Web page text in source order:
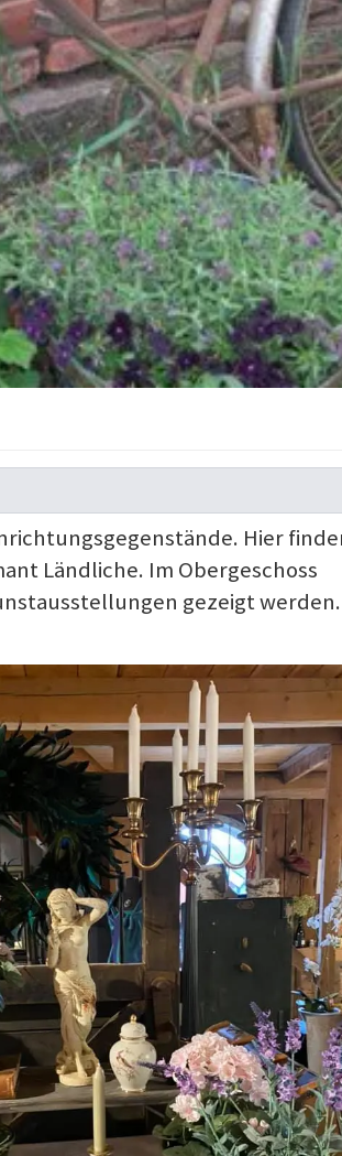
Hier
Ländliche. Im Obergeschoss
gezeigt werden.